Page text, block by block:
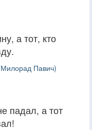
а тот, кто
Павич)
падал, а тот